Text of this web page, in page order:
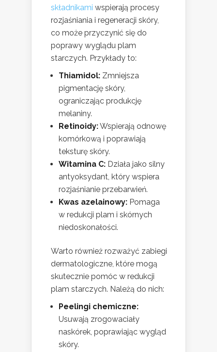
składnikami wspierają procesy
rozjaśniania i regeneracji skóry,
co może przyczynić się do
poprawy wyglądu plam
starczych. Przykłady to:
Thiamidol: Zmniejsza
pigmentację skóry,
ograniczając produkcję
melaniny.
Retinoidy:Wspierają odnowę
komórkową i poprawiają
teksturę skóry.
Witamina C: Działa jako silny
antyoksydant, który wspiera
rozjaśnianie przebarwień.
Kwas azelainowy: Pomaga
w redukcji plam i skórnych
niedoskonałości.
Warto również rozważyć zabiegi
dermatologiczne, które mogą
skutecznie pomóc w redukcji
plam starczych. Należą do nich:
Peelingi chemiczne:
Usuwają zrogowaciały
naskórek, poprawiając wygląd
skóry.